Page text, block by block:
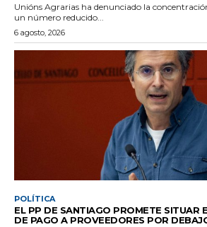
Unións Agrarias ha denunciado la
un número reducido...
6 agosto, 2026
POLÍTICA
EL PP DE SANTIAGO PROMETE SITUAR
DE PAGO A PROVEEDORES POR